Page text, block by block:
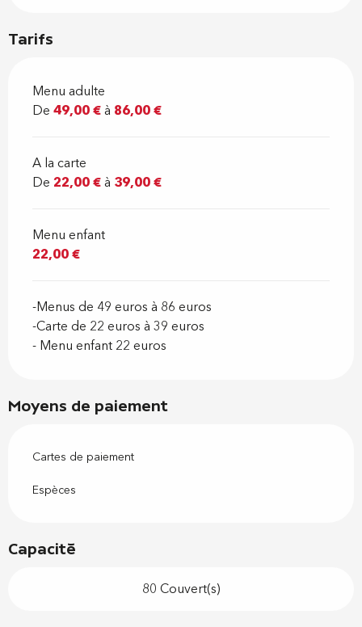
Tarifs
Menu adulte
De 49,00 €à 86,00 €
A la carte
De 22,00 €à 39,00 €
Menu enfant
22,00 €
-Menus de 49 euros à 86 euros
-Carte de 22 euros à 39 euros
- Menu enfant 22 euros
Moyens de paiement
Cartes de paiement
Espèces
Capacité
80 Couvert(s)